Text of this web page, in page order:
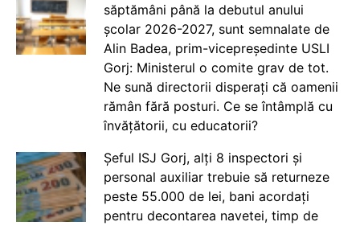
săptămâni până la debutul anului
școlar 2026-2027, sunt semnalate de
Alin Badea, prim-vicepreședinte USLI
Gorj: Ministerul o comite grav de tot.
Ne sună directorii disperați că oamenii
rămân fără posturi. Ce se întâmplă cu
învățătorii, cu educatorii?
Șeful ISJ Gorj, alți 8 inspectori și
personal auxiliar trebuie să returneze
peste 55.000 de lei, bani acordați
pentru decontarea navetei, timp de